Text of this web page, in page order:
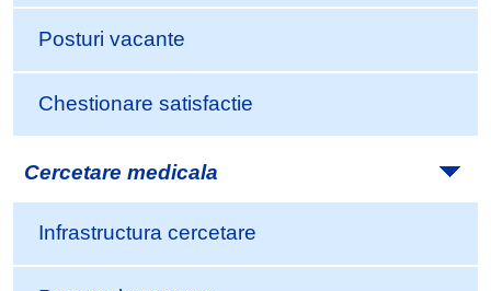
Posturi vacante
Chestionare satisfactie
Cercetare medicala
Infrastructura cercetare